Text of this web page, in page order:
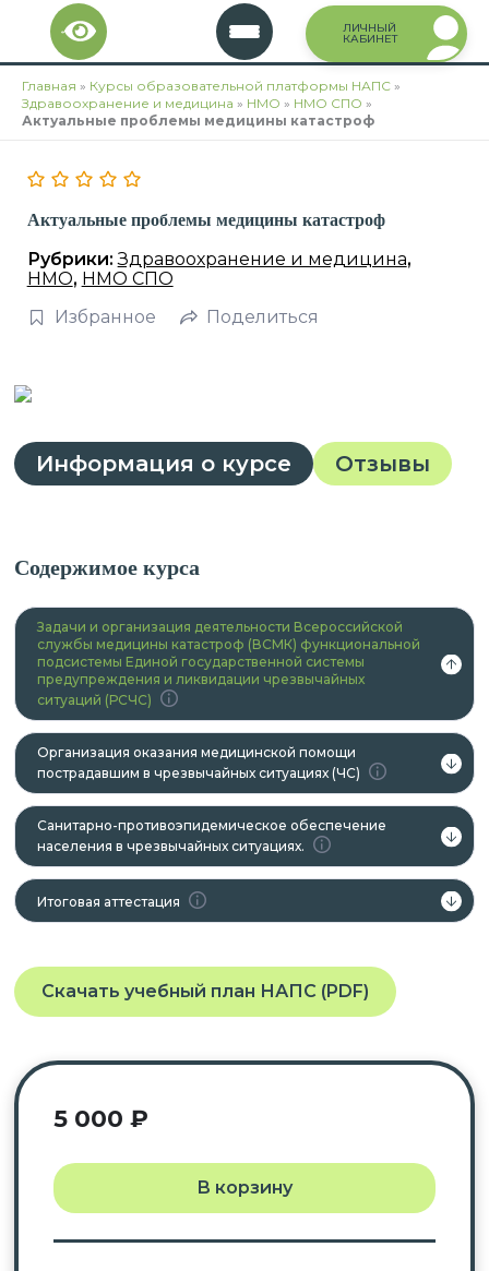
Перейти
содержимому
ЛИЧНЫЙ
КАБИНЕТ
Главная » Курсы образовательной платформы НАПС »
Здравоохранение и медицина » НМО » НМО СПО »
Актуальные проблемы медицины катастроф
Актуальные проблемы медицины катастроф
Рубрики:Здравоохранение и медицина,
НМО, НМО СПО
Избранное
Поделиться
Информация о курсе Отзывы
Содержимое курса
Задачи и организация деятельности Всероссийской
службы медицины катастроф (ВСМК) функциональной
подсистемы Единой государственной системы
предупреждения и ликвидации чрезвычайных
ситуаций (РСЧС)
Организация оказания медицинской помощи
пострадавшим в чрезвычайных ситуациях (ЧС)
Санитарно-противоэпидемическое обеспечение
населения в чрезвычайных ситуациях.
Итоговая аттестация
Скачать учебный план НАПС (PDF)
5 000 ₽
В корзину